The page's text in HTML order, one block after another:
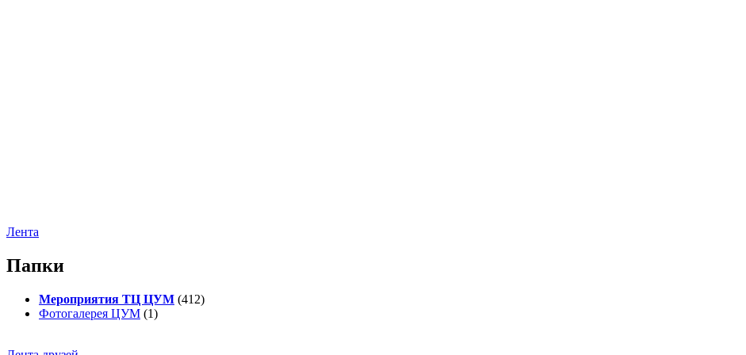
Лента
Папки
Мероприятия ТЦ ЦУМ (412)
Фотогалерея ЦУМ (1)